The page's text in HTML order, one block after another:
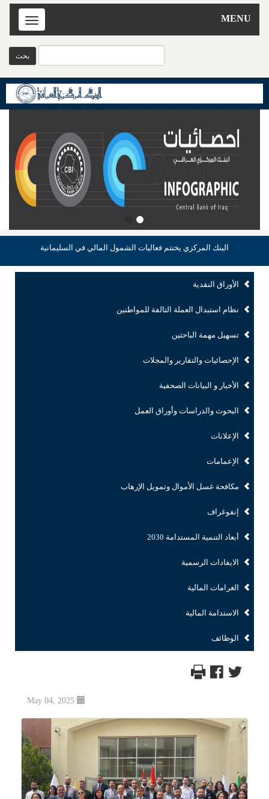
MENU
Toggle
البنك المركزي يختتم فعاليات الشمول المالي في السليمانية
الأوراق النقدية
نظام استبدال العملة التالفة للمواطنين
تسهيل مهمة الباحثين
الإحصائيات والتقارير والمجلات
الأخبار و البيانات الصحفية
البحوث والدراسات وأوراق العمل
الإعلانات
الإعمامات
مكافحة غسل الأموال وتمويل الإرهاب
إنفوغراف
أبعاد التنمية المستدامة 2030
الايفادات الرسمية
الغرامات المالية
الاستدامة المالية
الوظائف